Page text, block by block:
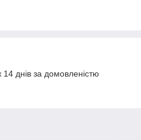
днів за домовленістю